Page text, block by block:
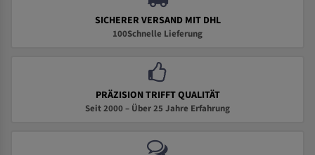
SICHERER VERSAND MIT DHL
100Schnelle Lieferung
PRÄZISION TRIFFT QUALITÄT
Seit 2000 – Über 25 Jahre Erfahrung